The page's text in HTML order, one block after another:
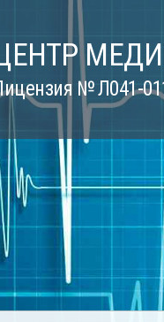
№ Л041-